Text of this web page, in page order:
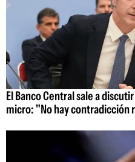
El Banco Central sale a
micro: "No hay contradicción